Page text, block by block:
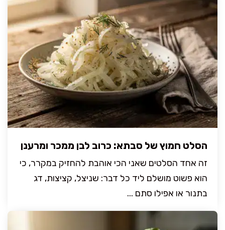
הסלט חמוץ של סבתא: כרוב לבן ממכר ומרענן
זה אחד הסלטים שאני הכי אוהבת להחזיק במקרר, כי
הוא פשוט מושלם ליד כל דבר: שניצל, קציצות, דג
בתנור או אפילו סתם ...